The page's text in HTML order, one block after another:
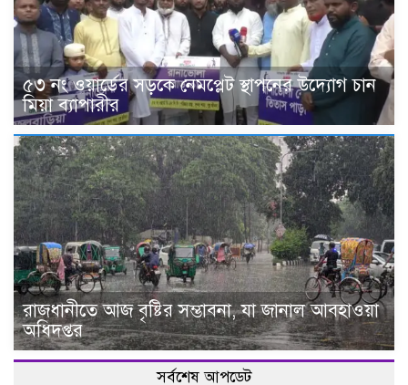
৫৩ নং ওয়ার্ডের সড়কে নেমপ্লেট স্থাপনের উদ্যোগ চান
মিয়া ব্যাপারীর
রাজধানীতে আজ বৃষ্টির সম্ভাবনা, যা জানাল আবহাওয়া
অধিদপ্তর
সর্বশেষ আপডেট